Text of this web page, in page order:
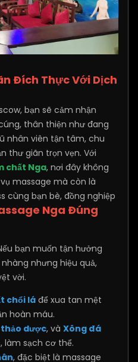
Đích Thực Với Dịch
bạn sẽ cảm nhận
thân thiện như đang
nhân viên tận tâm, chu
thư giãn trọn vẹn. Với
chất Nga, nơi đây không
massage mà còn là
cùng bạn bè, đồng nghiệp
Nga Đúng
bạn muốn tận hưởng
nhưng hiệu quả,
vời.
chổi lá để xua tan mệt
hoàn máu.
dược, và Xông đá
làm sạch cơ thể.
, đặc biệt là massage